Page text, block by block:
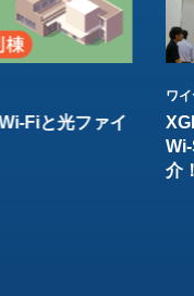
Fiと光ファイ
ワ
介